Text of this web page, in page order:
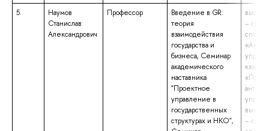
5.
Наумов
Станислав
Александрович
Профессор
Введение в GR:
теория
взаимодействия
государства и
бизнеса, Семинар
академического
наставника
"Проектное
управление в
государственных
структурах и НКО",
–
–